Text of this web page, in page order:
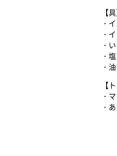
【具
・
・
・
・
・
【
・
・